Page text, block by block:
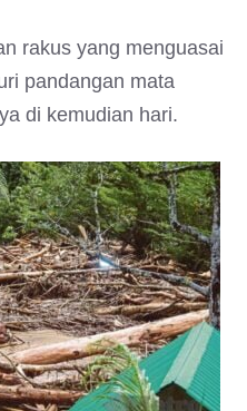
rakus yang menguasai
pandangan mata
di kemudian hari.